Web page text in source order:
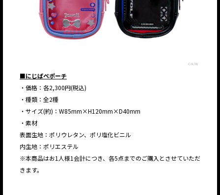
■にじぱぺポーチ
・価格：各2,300円(税込)
・種類：全2種
・サイズ(約)：W85mm×H120mm×D40mm
・素材
表面生地：ポリウレタン、ポリ塩化ビニル
内生地：ポリエステル
※本商品はお1人様1会計につき、各5点までのご購入とさせていただ
きます。